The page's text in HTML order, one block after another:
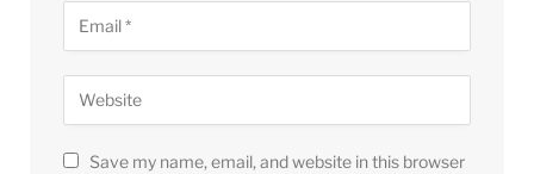
Save my name, email, and website in this browser